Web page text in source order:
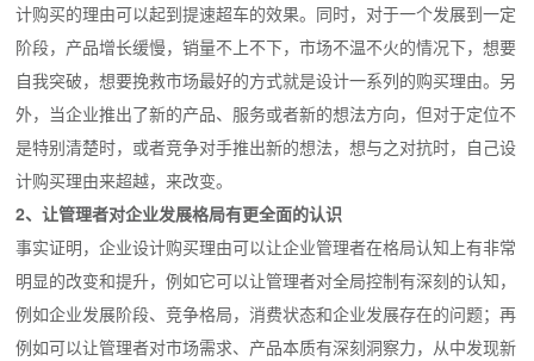
计购买的理由可以起到提速超车的效果。同时，对于一个发展到一定
阶段，产品增长缓慢，销量不上不下，市场不温不火的情况下，想要
自我突破，想要挽救市场最好的方式就是设计一系列的购买理由。另
外，当企业推出了新的产品、服务或者新的想法方向，但对于定位不
是特别清楚时，或者竞争对手推出新的想法，想与之对抗时，自己设
计购买理由来超越，来改变。
2、让管理者对企业发展格局有更全面的认识
事实证明，企业设计购买理由可以让企业管理者在格局认知上有非常
明显的改变和提升，例如它可以让管理者对全局控制有深刻的认知，
例如企业发展阶段、竞争格局，消费状态和企业发展存在的问题；再
例如可以让管理者对市场需求、产品本质有深刻洞察力，从中发现新